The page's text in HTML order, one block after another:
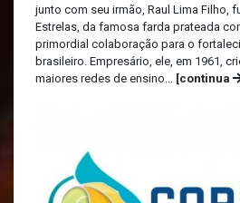
junto com seu irmão, Raul Lima Filho,
Estrelas, da famosa farda prateada
primordial colaboração para o
brasileiro. Empresário, ele, em 1961,
maiores redes de ensino... [continua